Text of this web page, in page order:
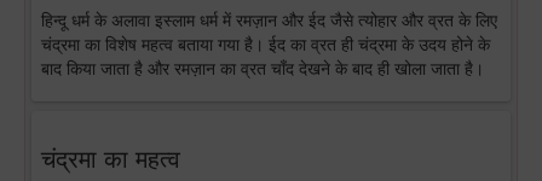
हिन्दू धर्म के अलावा इस्लाम धर्म में रमज़ान और ईद जैसे त्योहार और व्रत के लिए
चंद्रमा का विशेष महत्व बताया गया है। ईद का व्रत ही चंद्रमा के उदय होने के
बाद किया जाता है और रमज़ान का व्रत चाँद देखने के बाद ही खोला जाता है।
चंद्रमा का महत्व